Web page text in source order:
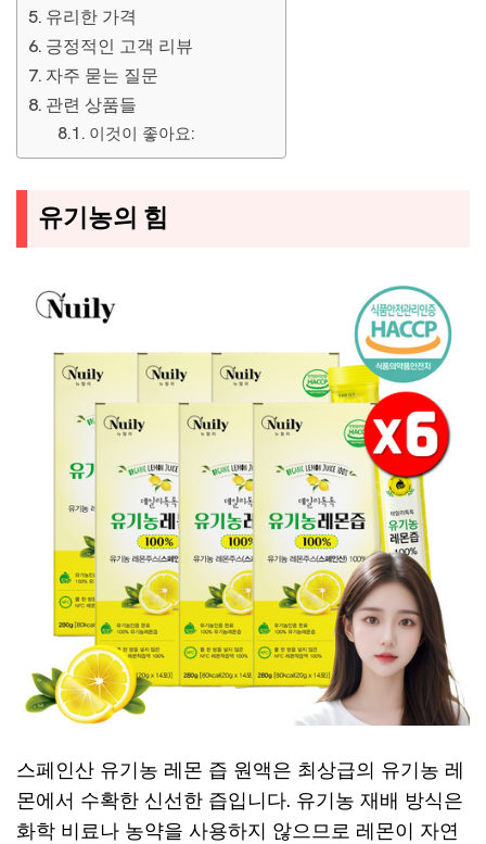
유리한 가격
긍정적인 고객 리뷰
자주 묻는 질문
관련 상품들
이것이 좋아요:
유기농의 힘
스페인산 유기농 레몬 즙 원액은 최상급의 유기농 레
몬에서 수확한 신선한 즙입니다. 유기농 재배 방식은
화학 비료나 농약을 사용하지 않으므로 레몬이 자연